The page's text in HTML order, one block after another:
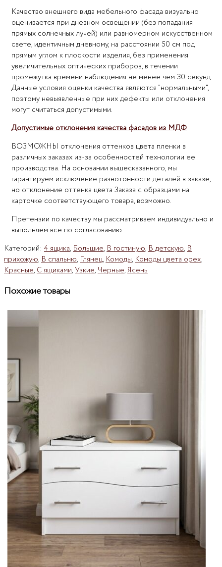
Качество внешнего вида мебельного фасада визуально
оценивается при дневном освещении (без попадания
прямых солнечных лучей) или равномерном искусственном
свете, идентичным дневному, на расстоянии 50 см под
прямым углом к плоскости изделия, без применения
увеличительных оптических приборов, в течении
промежутка времени наблюдения не менее чем 30 секунд.
Данные условия оценки качества являются "нормальными",
поэтому невыявленные при них дефекты или отклонения
могут считаться допустимыми.
Допустимые отклонения качества фасадов из МДФ
ВОЗМОЖНЫ отклонения оттенков цвета пленки в
различных заказах из-за особенностей технологии ее
производства. На основании вышесказанного, мы
гарантируем исключение разнотонности деталей в заказе,
но отклонение оттенка цвета Заказа с образцами на
карточке соответствующего товара, возможно.
Претензии по качеству мы рассматриваем индивидуально и
выполняем все по согласованию.
Категорий: 4 ящика,Большие,В гостиную,В детскую,В
прихожую,В спальню,Глянец,Комоды,Комоды цвета орех,
Красные,С ящиками,Узкие,Черные,Ясень
Похожие товары